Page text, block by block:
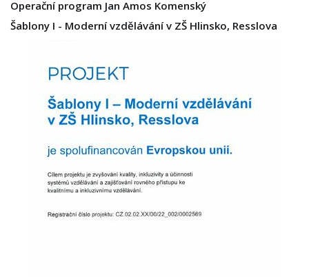
Operační program Jan Amos Komenský
Šablony I - Moderní vzdělávání v ZŠ Hlinsko, Resslova